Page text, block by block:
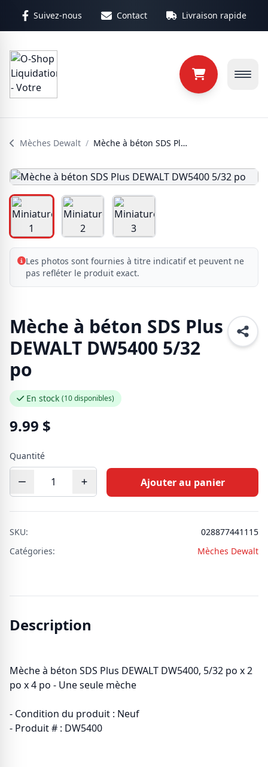
Suivez-nous Contact Livraison rapide
Mèches Dewalt / Mèche à béton SDS Plus DEWALT DW5400 5/32 po
Les photos sont fournies à titre indicatif et peuvent ne
pas refléter le produit exact.
Mèche à béton SDS Plus
DEWALT DW5400 5/32
po
En stock (10 disponibles)
9.99 $
Quantité
Ajouter au panier
SKU:
028877441115
Catégories:
Mèches Dewalt
Description
Mèche à béton SDS Plus DEWALT DW5400, 5/32 po x 2
po x 4 po - Une seule mèche
- Condition du produit : Neuf
- Produit # : DW5400